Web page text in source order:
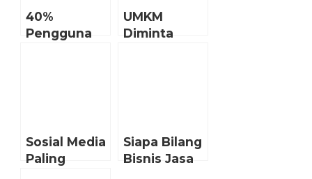
40%
Pengguna
UMKM
Diminta
Sosial Media
Paling
Siapa Bilang
Bisnis Jasa